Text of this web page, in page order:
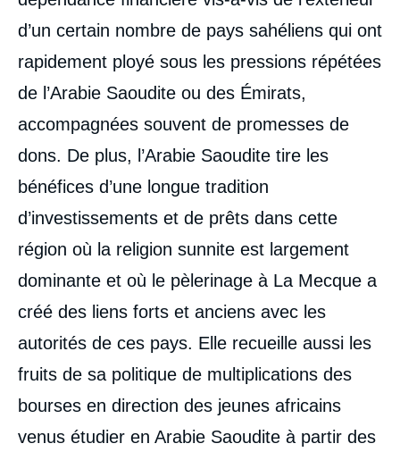
d’un certain nombre de pays sahéliens qui ont
rapidement ployé sous les pressions répétées
de l’Arabie Saoudite ou des Émirats,
accompagnées souvent de promesses de
dons. De plus, l’Arabie Saoudite tire les
bénéfices d’une longue tradition
d’investissements et de prêts dans cette
région où la religion sunnite est largement
dominante et où le pèlerinage à La Mecque a
créé des liens forts et anciens avec les
autorités de ces pays. Elle recueille aussi les
fruits de sa politique de multiplications des
bourses en direction des jeunes africains
venus étudier en Arabie Saoudite à partir des